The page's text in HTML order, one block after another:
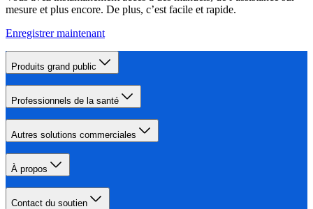
mesure et plus encore. De plus, c’est facile et rapide.
Enregistrer maintenant
Produits grand public
Professionnels de la santé
Autres solutions commerciales
À propos
Contact du soutien